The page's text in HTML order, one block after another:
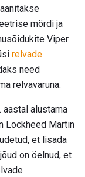
mördi ja
Viper
relvade
need
relvavaruna.
aastal alustama
Lockheed Martin
et lisada
on öelnud, et